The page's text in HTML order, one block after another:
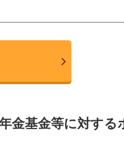
金基金等に対する